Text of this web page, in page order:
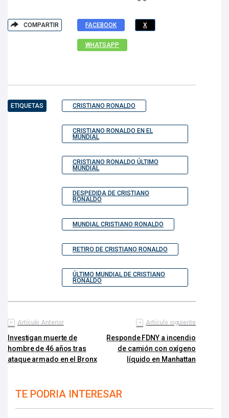
COMPARTIR FACEBOOK X
WHATSAPP
ETIQUETAS CRISTIANO RONALDO
CRISTIANO RONALDO EN EL
MUNDIAL
CRISTIANO RONALDO ÚLTIMO
MUNDIAL
DESPEDIDA DE CRISTIANO
RONALDO
MUNDIAL CRISTIANO RONALDO
RETIRO DE CRISTIANO RONALDO
ÚLTIMO MUNDIAL DE CRISTIANO
RONALDO
Artículo Anterior
Investigan muerte de
hombre de 46 años tras
ataque armado en el Bronx
Artículo siguiente
Responde FDNY a incendio
de camión con oxígeno
líquido en Manhattan
TE PODRIA INTERESAR